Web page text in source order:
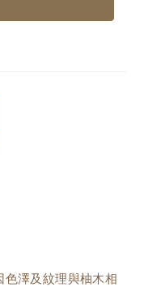
澤及紋理與柚木相